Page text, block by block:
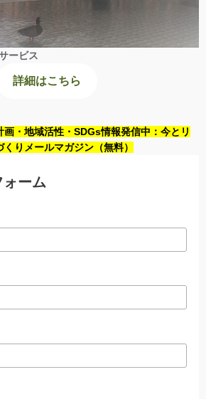
ービス
詳細はこちら
・地域活性・SDGs情報発信中：今とリ
りメールマガジン（無料）
ォーム